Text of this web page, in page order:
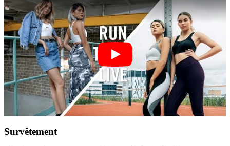
Survêtement